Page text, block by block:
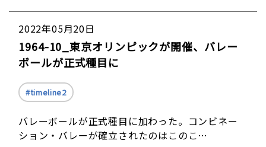
2022年05月20日
1964-10_東京オリンピックが開催、バレー
ボールが正式種目に
timeline2
バレーボールが正式種目に加わった。コンビネー
ション・バレーが確立されたのはこのこ…